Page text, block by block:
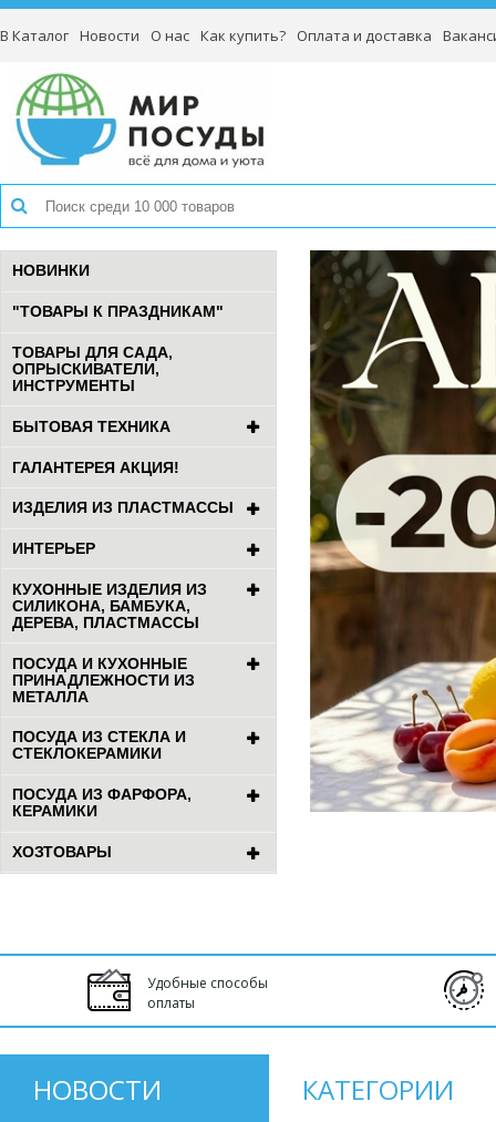
В Каталог Новости О нас Как купить? Оплата и доставка
НОВИНКИ
"ТОВАРЫ К ПРАЗДНИКАМ"
ТОВАРЫ ДЛЯ САДА,
ОПРЫСКИВАТЕЛИ,
ИНСТРУМЕНТЫ
БЫТОВАЯ ТЕХНИКА
ГАЛАНТЕРЕЯ АКЦИЯ!
ИЗДЕЛИЯ ИЗ ПЛАСТМАССЫ
ИНТЕРЬЕР
КУХОННЫЕ ИЗДЕЛИЯ ИЗ
СИЛИКОНА, БАМБУКА,
ДЕРЕВА, ПЛАСТМАССЫ
ПОСУДА И КУХОННЫЕ
ПРИНАДЛЕЖНОСТИ ИЗ
МЕТАЛЛА
ПОСУДА ИЗ СТЕКЛА И
СТЕКЛОКЕРАМИКИ
ПОСУДА ИЗ ФАРФОРА,
КЕРАМИКИ
ХОЗТОВАРЫ
Удобные способы
оплаты
НОВОСТИ КАТЕГОРИИ